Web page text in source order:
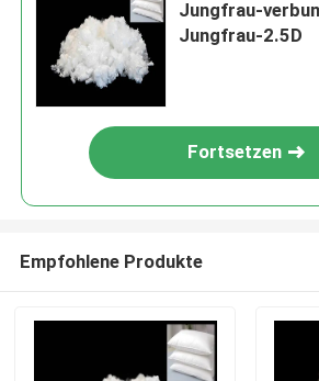
Jungfrau-
Jungfrau-2.5D
Fortsetzen
Empfohlene Produkte